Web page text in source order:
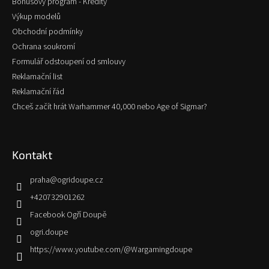
Výkup modelů
Obchodní podmínky
Ochrana soukromí
Formulář odstoupení od smlouvy
Reklamační list
Reklamační řád
Chceš začít hrát Warhammer 40,000 nebo Age of Sigmar?
Kontakt
praha@ogridoupe.cz
+420732901262
Facebook Ogří Doupě
ogri.doupe
https://www.youtube.com/@Wargamingdoupe